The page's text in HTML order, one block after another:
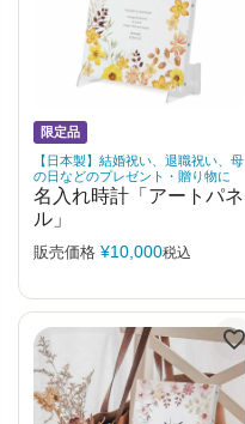
限定品
【日本製】結婚祝い、退職祝い、母
の日などのプレゼント・贈り物に
名入れ時計「アートパネ
ル」
販売価格 ¥10,000税込